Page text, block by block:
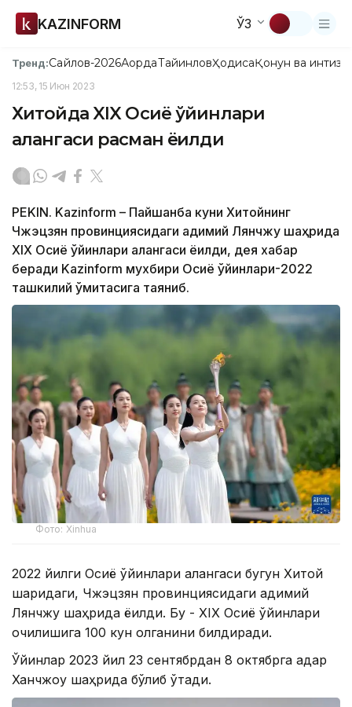
KAZINFORM ЎЗ
Тренд:Сайлов-2026АқордаТайинловҲодисаҚонун ва
12:53, 15 Июн 2023
Хитойда XIX Осиё ўйинлари
алангаси расман ёқилди
PEKIN. Kazinform – Пайшанба куни Хитойнинг
Чжэцзян провинциясидаги қадимий Лянчжу шаҳрида
XIX Осиё ўйинлари алангаси ёқилди, дея хабар
беради Kazinform мухбири Осиё ўйинлари-2022
ташкилий қўмитасига таяниб.
Фото: Xinhua
2022 йилги Осиё ўйинлари алангаси бугун Хитой
шарқидаги, Чжэцзян провинциясидаги қадимий
Лянчжу шаҳрида ёқилди. Бу - XIX Осиё ўйинлари
очилишига 100 кун қолганини билдиради.
Ўйинлар 2023 йил 23 сентябрдан 8 октябрга қадар
Ханчжоу шаҳрида бўлиб ўтади.